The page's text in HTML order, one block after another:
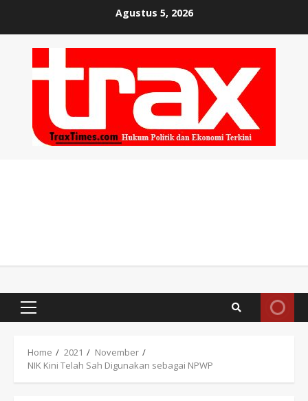
Agustus 5, 2026
Primary
Home 2021
November
NIK Kini Telah Sah Digunakan sebagai NPWP